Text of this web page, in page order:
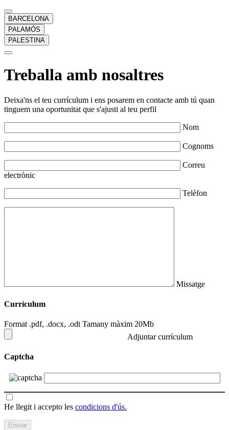
BARCELONA
PALAMÓS
PALESTINA
Treballa amb nosaltres
Deixa'ns el teu currículum i ens posarem en contacte amb tú quan
tinguem una oportunitat que s'ajusti al teu perfil
Nom
Cognoms
Correu
electrònic
Telèfon
Missatge
Currículum
Format .pdf, .docx, .odt Tamany màxim 20Mb
Adjuntar currículum
Captcha
He llegit i accepto les condicions d'ús.